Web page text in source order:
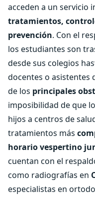
acceden a un servicio
tratamientos,
prevención. Con el
los estudiantes son
desde sus colegios
docentes o asistentes
de los principales
imposibilidad de que
hijos a centros de
tratamientos más
horario vespertino
cuentan con el
como radiografías en
especialistas en